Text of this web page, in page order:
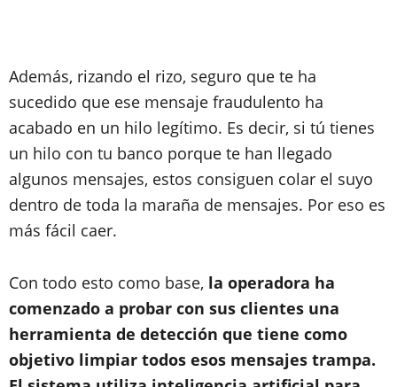
Además, rizando el rizo, seguro que te ha
sucedido que ese mensaje fraudulento ha
acabado en un hilo legítimo. Es decir, si tú tienes
un hilo con tu banco porque te han llegado
algunos mensajes, estos consiguen colar el suyo
dentro de toda la maraña de mensajes. Por eso es
más fácil caer.
Con todo esto como base, la operadora ha
comenzado a probar con sus clientes una
herramienta de detección que tiene como
objetivo limpiar todos esos mensajes trampa.